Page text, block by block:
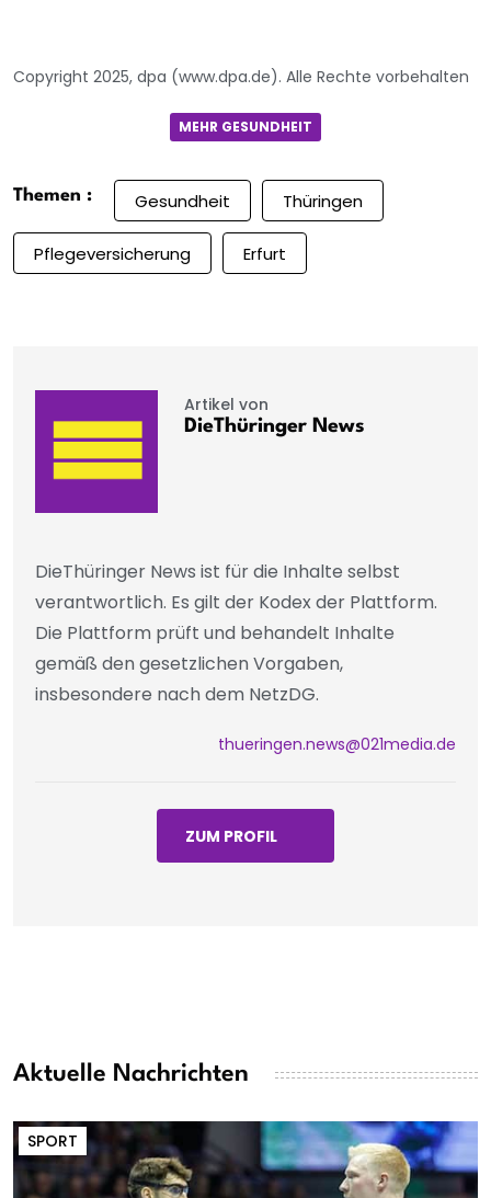
Copyright 2025, dpa (www.dpa.de). Alle Rechte vorbehalten
MEHR GESUNDHEIT
Themen : Gesundheit Thüringen
Pflegeversicherung Erfurt
Artikel von
DieThüringer News
DieThüringer News ist für die Inhalte selbst
verantwortlich. Es gilt der Kodex der Plattform.
Die Plattform prüft und behandelt Inhalte
gemäß den gesetzlichen Vorgaben,
insbesondere nach dem NetzDG.
thueringen.news@021media.de
ZUM PROFIL
Aktuelle Nachrichten
SPORT